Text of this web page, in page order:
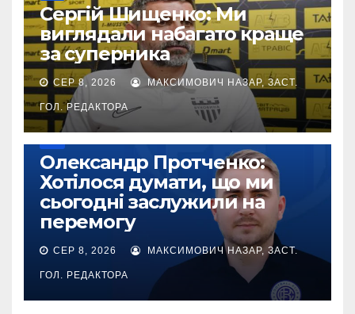
Сергій Шищенко: Ми
виглядали набагато краще
за суперника
СЕР 8, 2026 МАКСИМОВИЧ НАЗАР, ЗАСТ.
ГОЛ. РЕДАКТОРА
Олександр Протченко:
Хотілося думати, що ми
сьогодні заслужили на
перемогу
СЕР 8, 2026 МАКСИМОВИЧ НАЗАР, ЗАСТ.
ГОЛ. РЕДАКТОРА